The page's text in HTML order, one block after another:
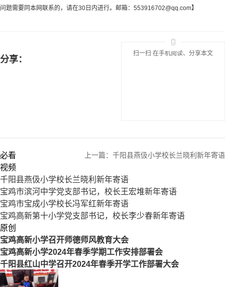
问题需要同本网联系的，请在30日内进行。邮箱： 553916702@qq.com】
分享：
扫一扫 在手机阅读、分享本文
上一篇： 千阳县燕伋小学校长兰晓利新年寄语
必看
视频
千阳县燕伋小学校长兰晓利新年寄语
宝鸡市滨河中学党支部书记，校长王宏堆新年寄语
宝鸡市宝成小学校长冯军红新年寄语
宝鸡高新第十小学党支部书记，校长李少春新年寄语
原创
宝鸡高新小学召开师德师风教育大会
宝鸡高新小学2024年春季学期工作安排部署会
千阳县红山中学召开2024年春季开学工作部署大会